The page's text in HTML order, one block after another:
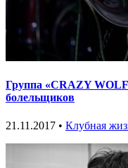
Группа «CRAZY
болельщиков
21.11.2017 • Клубная